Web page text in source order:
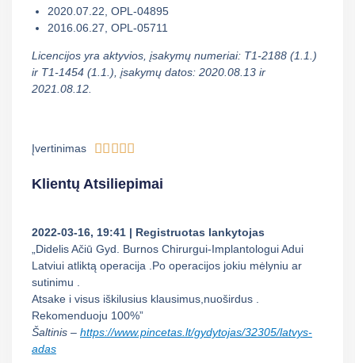
2020.07.22, OPL-04895
2016.06.27, OPL-05711
Licencijos yra aktyvios, įsakymų numeriai: T1-2188 (1.1.)
ir T1-1454 (1.1.), įsakymų datos: 2020.08.13 ir
2021.08.12.
Įvertinimas 
Klientų Atsiliepimai
2022-03-16, 19:41 | Registruotas lankytojas
„Didelis Ačiū Gyd. Burnos Chirurgui-Implantologui Adui
Latviui atliktą operacija .Po operacijos jokiu mėlyniu ar
sutinimu .
Atsake i visus iškilusius klausimus,nuoširdus .
Rekomenduoju 100%”
Šaltinis – https://www.pincetas.lt/gydytojas/32305/latvys-
adas